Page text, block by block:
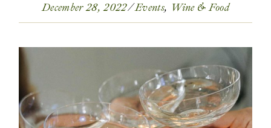
December 28, 2022 Events Wine & Food